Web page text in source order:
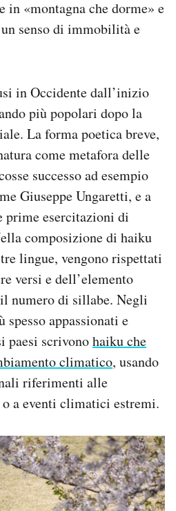
in «montagna che dorme» e
senso di immobilità e
in Occidente dall’inizio
più popolari dopo la
La forma poetica breve,
come metafora delle
successo ad esempio
Giuseppe Ungaretti, e a
prime esercitazioni di
composizione di haiku
lingue, vengono rispettati
versi e dell’elemento
numero di sillabe. Negli
appassionati e
paesi scrivonohaiku che
climatico, usando
riferimenti alle
a eventi climatici estremi.